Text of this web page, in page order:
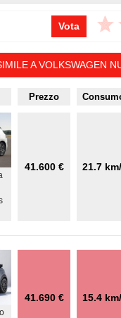
Vota
A VOLKSWAGEN
Prezzo
41.600 € 21.7
41.690 € 15.4